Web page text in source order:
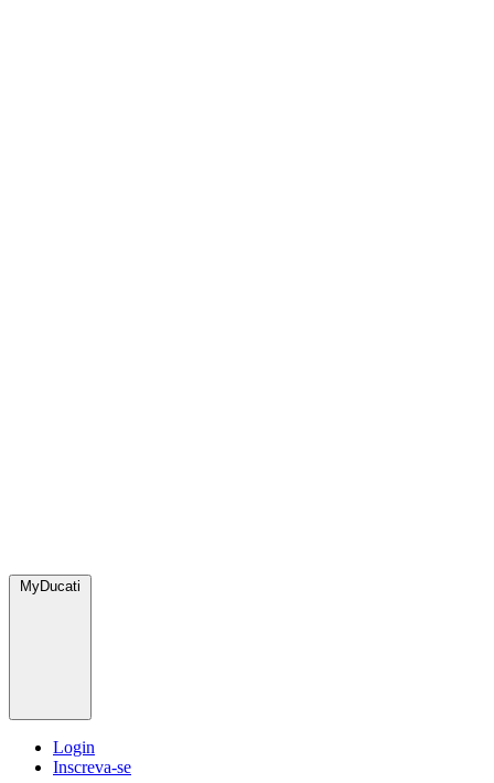
MyDucati
Login
Inscreva-se